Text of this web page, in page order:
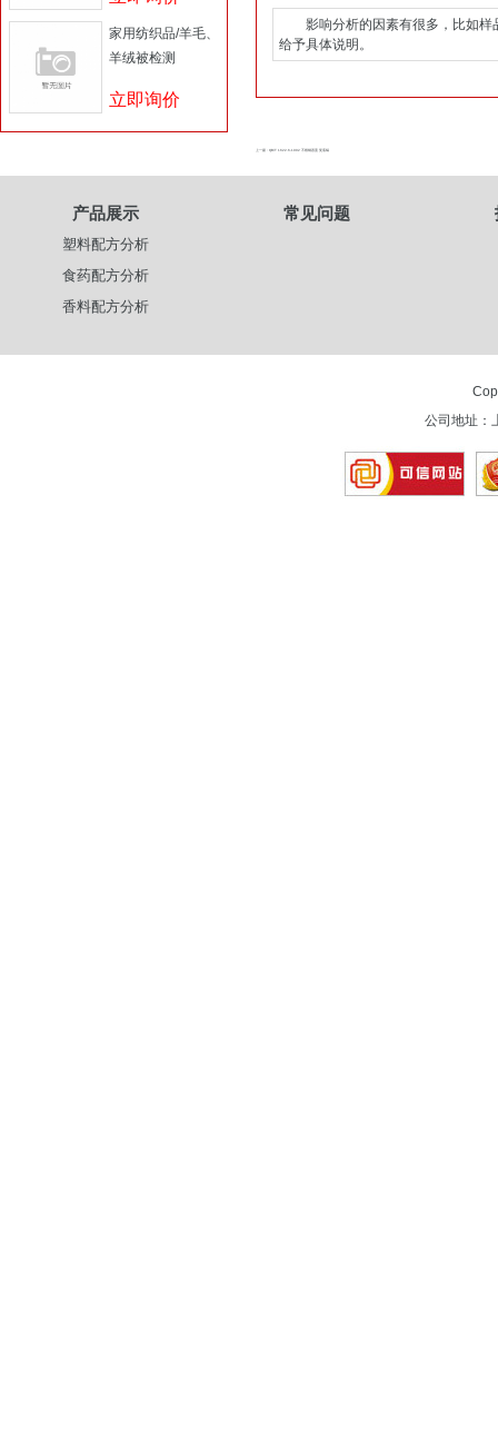
家用纺织品/羊毛、
羊绒被检测
立即询价
影响分析的因素有很多，比如样
给予具体说明。
上一篇 : QB/T 1622.6-1992 不锈钢器皿 复底锅
产品展示
塑料配方分析
食药配方分析
香料配方分析
常见问题
公司地址：